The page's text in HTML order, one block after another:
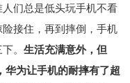
们总是低头玩手机不看
接住，再到摔倒，手机
。 生活充满意外，但
华为让手机的耐摔有了超